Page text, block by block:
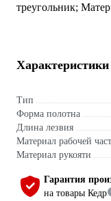
треугольник;
Характеристики
Тип
Форма полотна
Длина лезвия
Материал рабочей
Материал рукояти
Гарантия
на товары Кедр